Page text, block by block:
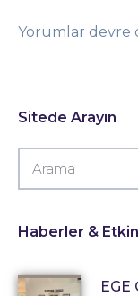
Yorumlar devre
Sitede Arayın
Haberler &
EGE